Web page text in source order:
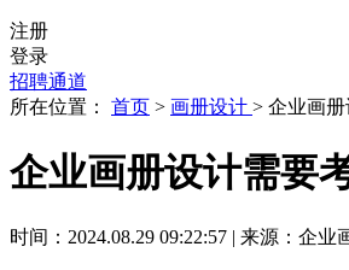
注册
登录
招聘通道
所在位置： 首页 > 画册设计 > 企业画
企业画册设计需要
时间：2024.08.29 09:22:57 | 来源：企业